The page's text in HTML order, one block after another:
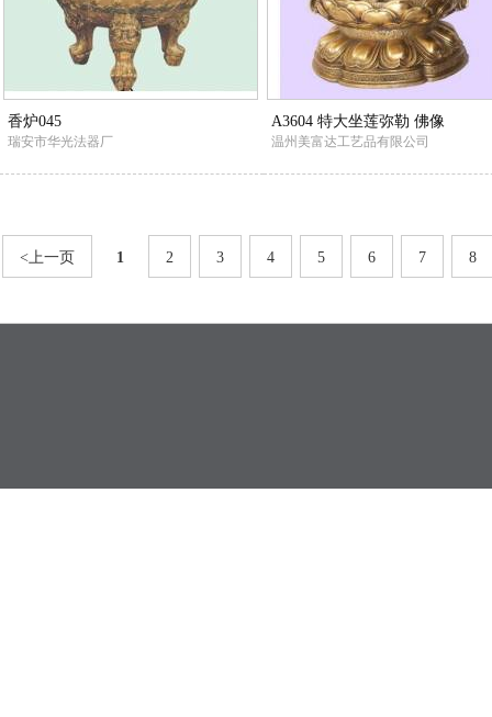
香炉045
瑞安市华光法器厂
A3604 特大坐莲弥勒 佛像
温州美富达工艺品有限公司
<上一页 1 2 3 4 5 6 7 8